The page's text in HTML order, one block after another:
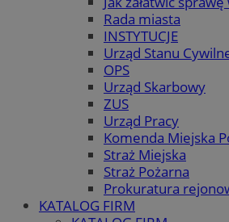
Rada miasta
INSTYTUCJE
Urząd Stanu
OPS
Urząd Skarbowy
ZUS
Urząd Pracy
Komenda Miejska
Straż Miejska
Straż Pożarna
Prokuratura
KATALOG FIRM